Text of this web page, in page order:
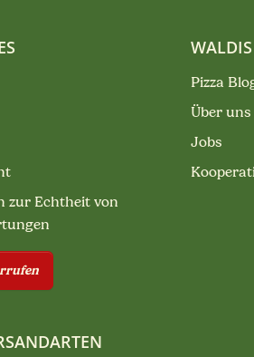
zur Echtheit von
Pizza
Über uns
Jobs